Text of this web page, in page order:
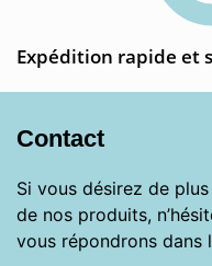
Expédition rapide et
Contact
Si vous désirez de
de nos produits,
vous répondrons dans